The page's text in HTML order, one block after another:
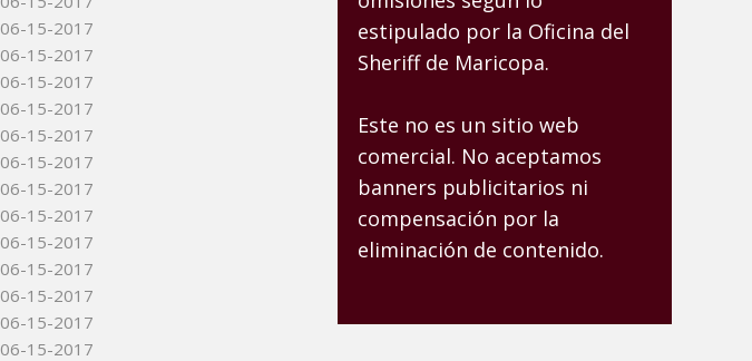
06-15-2017
06-15-2017
06-15-2017
06-15-2017
06-15-2017
06-15-2017
06-15-2017
06-15-2017
06-15-2017
06-15-2017
06-15-2017
06-15-2017
06-15-2017
estipulado por la Oficina del
Sheriff de Maricopa.
Este no es un sitio web
comercial. No aceptamos
banners publicitarios ni
compensación por la
eliminación de contenido.